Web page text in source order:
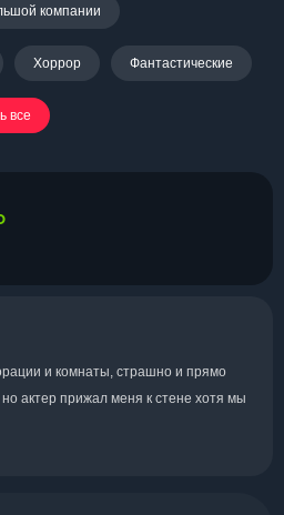
компании
Хоррор Фантастические
все
и комнаты, страшно и прямо
актер прижал меня к стене хотя мы